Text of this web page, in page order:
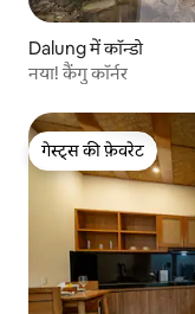
Dalung में कॉन्डो
नया! कैंगु कॉर्नर
गेस्ट्स की फ़ेवरेट
गेस्ट्स की फ़ेवरेट